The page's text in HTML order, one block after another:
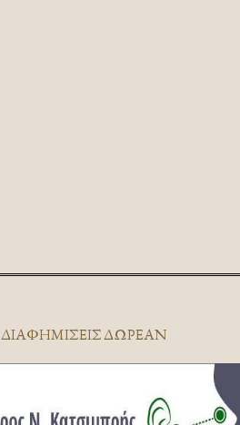
ΔΙΑΦΗΜΊΣΕΙΣ ΔΩΡΕΆΝ